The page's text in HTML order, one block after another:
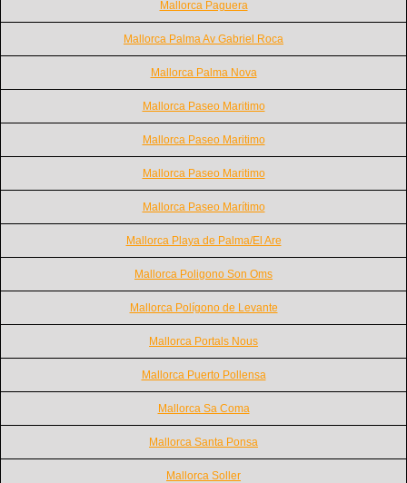
Mallorca Paguera
Mallorca Palma Av Gabriel Roca
Mallorca Palma Nova
Mallorca Paseo Maritimo
Mallorca Paseo Maritimo
Mallorca Paseo Maritimo
Mallorca Paseo Marítimo
Mallorca Playa de Palma/El Are
Mallorca Poligono Son Oms
Mallorca Polígono de Levante
Mallorca Portals Nous
Mallorca Puerto Pollensa
Mallorca Sa Coma
Mallorca Santa Ponsa
Mallorca Soller